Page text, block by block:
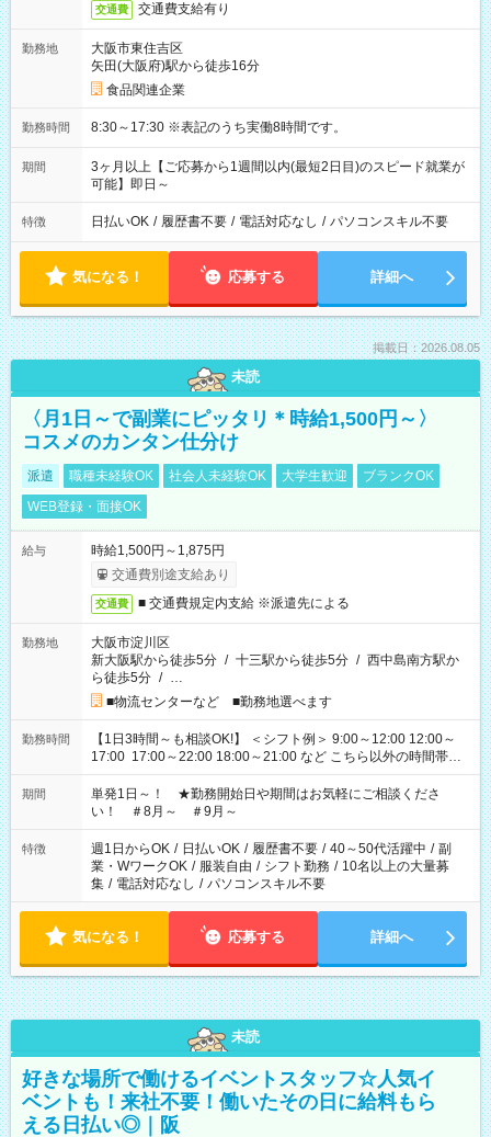
交通費 交通費支給有り
勤務地
大阪市東住吉区
矢田(大阪府)駅から徒歩16分
食品関連企業
勤務時間 8:30～17:30 ※表記のうち実働8時間です。
期間
3ヶ月以上【ご応募から1週間以内(最短2日目)のスピード就業が
可能】即日～
特徴 日払いOK / 履歴書不要 / 電話対応なし / パソコンスキル不要
気になる！ 応募する 詳細へ
掲載日：2026.08.05
未読
〈月1日～で副業にピッタリ＊時給1,500円～〉
コスメのカンタン仕分け
派遣 職種未経験OK 社会人未経験OK 大学生歓迎
ブランクOK
WEB登録・面接OK
給与
時給1,500円～1,875円
交通費別途支給あり
交通費 ■ 交通費規定内支給 ※派遣先による
勤務地
大阪市淀川区
新大阪駅から徒歩5分 / 十三駅から徒歩5分 / 西中島南方駅か
ら徒歩5分 / …
■物流センターなど ■勤務地選べます
勤務時間
【1日3時間～も相談OK!】 ＜シフト例＞ 9:00～12:00 12:00～
17:00 17:00～22:00 18:00～21:00 など こちら以外の時間帯も
お気軽にご相談ください！
期間
単発1日～！ ★勤務開始日や期間はお気軽にご相談くださ
い！ ＃8月～ ＃9月～
特徴 週1日からOK / 日払いOK / 履歴書不要 / 40～50代活躍中 / 副
業・WワークOK / 服装自由 / シフト勤務 / 10名以上の大量募
集 / 電話対応なし / パソコンスキル不要
気になる！ 応募する 詳細へ
未読
好きな場所で働けるイベントスタッフ☆人気イ
ベントも！来社不要！働いたその日に給料もら
える日払い◎｜阪